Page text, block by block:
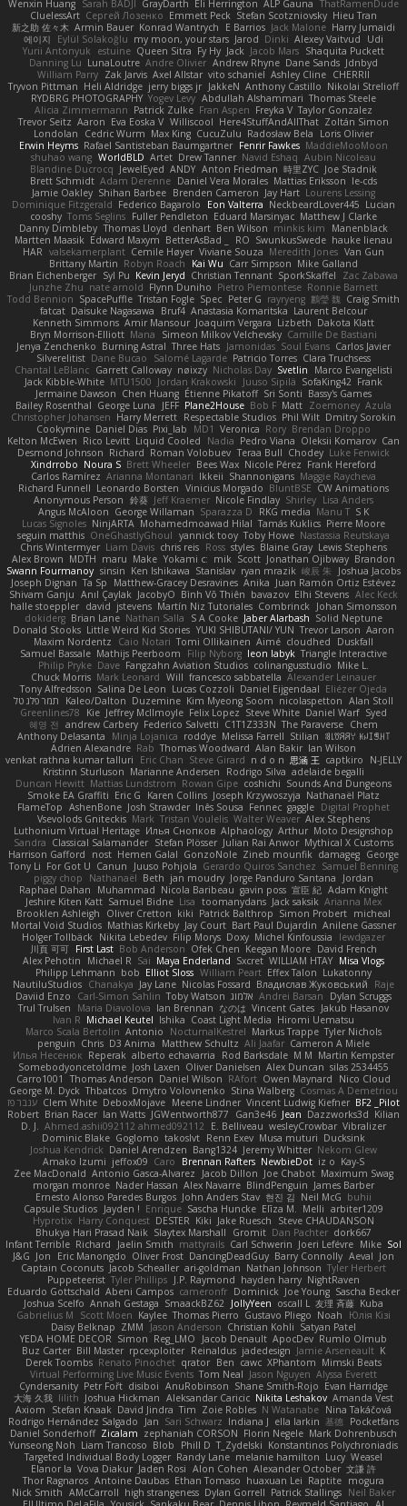
Wenxin Huang Sarah BADJI GrayDarth Eli Herrington ALP Gauna ThatRamenDude
CluelessArt Cергей Лозенко Emmett Peck Stefan Scotzniovsky Hieu Tran
新之助 佐々木 Armin Bauer Konrad Wantrych E Barrios Jack Malone Harry Jumaidi
에이지
Eylül Solakoğlu my moon, your stars Jarod Dinki Alexey Vaitvud
Udi
Yurii Antonyuk
estuine Queen Sitra Fy Hy Jack Jacob Mars Shaquita Puckett
Danning Lu LunaLoutre Andre Olivier Andrew Rhyne Dane Sands Jdnbyd
William Parry Zak Jarvis Axel Allstar vito schaniel Ashley Cline CHERRII
Tryvon Pittman Heli Aldridge jerry biggs jr JakkeN Anthony Castillo Nikolai Strelioff
RYDBRG PHOTOGRAPHY Yogev Levy Abdullah Alshammari Thomas Steele
Alicia Zimmermann Patrick Zulke Fran Aspen Freyka V Taylor Gonzalez
Trevor Seitz Aaron Eva Eoska V Williscool Here4StuffAndAllThat Zoltán Simon
Londolan
Cedric Wurm Max King CucuZulu Radosław Bela
Loris Olivier
Erwin Heyms Rafael Santisteban Baumgartner Fenrir Fawkes MaddieMooMoon
shuhao wang WorldBLD Artet Drew Tanner Navid Eshaq Aubin Nicoleau
Blandine Ducrocq JewelEyed ANDY Anton Friedman 時里ZYC Joe Stadnik
Brett Schmidt Adam Derenne Daniel Vera Morales Mattias Eriksson le-cds
Jamie Oakley Shihan Barbee Brenden Cameron Jay Hart Lourens Lessing
Dominique Fitzgerald Federico Bagarolo Eon Valterra NeckbeardLover445 Lucian
cooshy Toms Seglins Fuller Pendleton Eduard Marsinyac Matthew J Clarke
Danny Dimbleby Thomas Lloyd clenhart Ben Wilson minkis kim
Manenblack
Martten Maasik Edward Maxym BetterAsBad _ RO SwunkusSwede hauke lienau
HAR valsekamerplant Cemile Høyer Viviane Souza Meredith Jones Van Gun
Brittany Martin Robyn Roach Kai Wu Carr Simpson Mike Galland
Brian Eichenberger Syl Pu Kevin Jeryd Christian Tennant SporkSkaffel
Zac Zabawa
Junzhe Zhu nate arnold Flynn Duniho Pietro Piemontese Ronnie Barnett
Todd Bennion SpacePuffle Tristan Fogle Spec Peter G rayryeng 鸝瑩 魏 Craig Smith
fatcat Daisuke Nagasawa Bruf4 Anastasia Komaritska Laurent Belcour
Kenneth Simmons Amir Mansour Joaquim Vergara Lizbeth Dakota Klatt
Bryn Morrison-Elliott Mana Simeon Milkov Velchevsky Camille De Bastiani
Jenya Zenchenko Burning Astral Three Hats Jamonidas Soul Evans Carlos Javier
Silverelitist Dane Bucao Salomé Lagarde Patricio Torres Clara Truchsess
Chantal LeBlanc Garrett Calloway nøixzy Nicholas Day Svetlin
Marco Evangelisti
Jack Kibble-White MTU1500 Jordan Krakowski Juuso Sipilä SofaKing42 Frank
Jermaine Dawson Chen Huang Étienne Pikatoff Sri Sonti Bassy's Games
Bailey Rosenthal George Luna JEFF Plane2House Bob F Matt Zoemoney Azula
Christopher Johansen Harry Merrett Respectable Studios Phil Wilt Dmitry Sorokin
Cookymine Daniel Dias Pixi_lab MD1 Veronica Rory Brendan Droppo
Kelton McEwen Rico Levitt Liquid Cooled Nadia Pedro Viana Oleksii Komarov Can
Desmond Johnson Richard Roman Volobuev Teraa Bull Chodey Luke Fenwick
Xindrrobo Noura S Brett Wheeler Bees Wax Nicole Pérez Frank Hereford
Carlos Ramírez Arianna Montanari Ikkeii Shannonigans Maggie Raycheva
Richard Funnell Leonardo Borsten Vinicius Morgado BluntBSE CW Animations
Anonymous Person 鈴葵 Jeff Kraemer Nicole Findlay Shirley Lisa Anders
Angus McAloon George Willaman Sparazza D RKG media Manu T S K
Lucas Signoles NinjARTA Mohamedmoawad Hilal Tamás Kuklics Pierre Moore
seguin matthis OneGhastlyGhoul yannick tooy Toby Howe Nastassia Reutskaya
Chris Wintermyer Liam Davis chris reis Ross styles Blaine Gray Lewis Stephens
Alex Brown MDTH maru Make Yokami c: mik Scott Jonathan Ojibway Brandon
Swann Fourmanoy sinsin Ken Ishikawa Stanislav ryan mrazik 峻辰 朱
Joshua Jacobs
Joseph Dignan Ta Sp Matthew-Gracey Desravines Anika Juan Ramón Ortiz Estévez
Shivam Ganju Anıl Çaylak JacobyO Bình Võ Thiên bavazov Elhi Stevens Alec Keck
halle stoeppler david jstevens Martín Niz Tutoriales Combrinck Johan Simonsson
dokiderg Brian Lane Nathan Salla S A Cooke Jaber Alarbash Solid Neptune
Donald Stooks Little Weird Kid Stories YUKI SHIBUTANI/ YUN Trevor Larson Aaron
Maxim Nordentz
Caio Notari Tomi Ollikainen Aimé cloudhed
Duskfall
Samuel Bassale Mathijs Peerboom Filip Nyborg leon labyk Triangle Interactive
Philip Pryke Dave Fangzahn Aviation Studios colinangusstudio Mike L.
Chuck Morris Mark Leonard Will francesco sabbatella Alexander Leinauer
Tony Alfredsson Salina De Leon Lucas Cozzoli Daniel Eijgendaal Eliézer Ojeda
תמר פלג טל
Kaleo/Dalton Duzemine Kim Myeong Soom nicolaspetton Alan Stoll
Greenlines78
Kie Jeffrey McIlmoyle Felix Lopez Steve White Daniel Warf Syed
혜영 전 andrew Carbery Federico Salvetti C1T1Z333N The Paraverse Chem
Anthony Delasanta
Minja Lojanica roddye Melissa Farrell Stilian ꌃ꒒ꀎꋪꋪꌩ ꀘꈤꀤꁅꃅ꓄
Adrien Alexandre Rab Thomas Woodward Alan Bakir Ian Wilson
venkat rathna kumar talluri
Eric Chan Steve Girard n d o n 思涵 王 captkiro
N-JELLY
Kristinn Sturluson Marianne Andersen Rodrigo Silva adelaide begalli
Duncan Hewitt Mattias Lundstrom Rowan Gipe coshichi Sounds And Dungeons
Smoke EA Graffiti Eric G Karen Collins Joseph Krzywoszyja Nathanaël Platz
FlameTop AshenBone Josh Strawder Inês Sousa Fennec gaggle Digital Prophet
Vsevolods Gniteckis Mark Tristan Voulelis Walter Weaver Alex Stephens
Luthonium Virtual Heritage Илья Снопков Alphaology Arthur Moto Designshop
Sandra Classical Salamander Stefan Plösser Julian Rai Anwor Mythical X Customs
Harrison Gafford
nost Hemen Galal GonzoNole Zineb mounfik damageg George
Tony Li For Got U Canun Juuso Pohjola Gerardo Quiros Sanchez Samuel Benning
piggy chop
Nathanaël Beth jan moudry Jorge Panduro Santana
Jordan
Raphael Dahan
Muhammad Nicola Baribeau gavin poss 宣臣 紀 Adam Knight
Jeshire Kiten Katt Samuel Bidne Lisa toomanydans Jack saksik Arianna Mex
Brooklen Ashleigh
Oliver Cretton kiki Patrick Balthrop Simon Probert micheal
Mortal Void Studios Mathias Kirkeby Jay Court Bart Paul Dujardin Anilene Gassner
Holger Tollbäck Nikita Lebedev Filip Morys Doxy Michel Kinfoussia
lewdgazer
川頁 可可 First Last Bob Anderson Ofek Chen Keegan Moore David French
Alex Pehotin
Michael R Sai Maya Enderland Sxcret WILLIAM HTAY Misa Vlogs
Philipp Lehmann bob Elliot Sloss William Peart Effex Talon Lukatonny
NautiluStudios Chanakya Jay Lane Nicolas Fossard Владислав Жуковський
Raje
Daviid Enzo
Carl-Simon Sahlin Toby Watson אלמוג Andrei Barsan
Dylan Scruggs
Trul Trulsen
Maria Diavolova Ian Brennan なのは Vincent Gates Jakub Hasanov
Ivan R Michael Keutel Ishika Coast Light Media Hiromi Uematsu
Marco Scala Bertolin Antonio NocturnalKestrel Markus Trappe Tyler Nichols
penguin Chris D3 Anima Matthew Schultz Ali Jaafar Cameron A Miele
Илья Несенюк Reperak alberto echavarria Rod Barksdale M M Martin Kempster
Somebodyoncetoldme Josh Laxen Oliver Danielsen Alex Duncan silas 2534455
Carro1001
Thomas Anderson Daniel Wilson RAfort Owen Maynard
Nico Cloud
George M. Dyck Thbatcos Dmytro Volovnenko Stina Walberg Cosmas A Demetriou
ענבר פז Clem White DeboxMojave Meene Lindner Vincent Ludwig Kiefner BF2 _Pilot
Robert Brian Racer Ian Watts JGWentworth877 Gan3e46 Jean Dazzworks3d Kilian
D. J. Ahmed.ashii092112 ahmed092112 E. Belliveau wesleyCrowbar Vibralizer
Dominic Blake Goglomo takoslvt Renn Exev Musa muturi Ducksink
Joshua Kendrick Daniel Arendzen Bang1324 Jeremy Whitter Nekom Glew
Amako Izumi jeffox09 Caro Brennan Rafters NewbieDot iz o Kay-S
Zee MacDonald Antonio Gasca-Alvarez Jacob Dillon Joe Chabot Maximum Swag
morgan monroe Nader Hassan Alex Navarre BlindPenguin James Barber
Ernesto Alonso Paredes Burgos John Anders Stav 현진 김 Neil McG buhii
Capsule Studios Jayden ! Enrique Sascha Huncke Elīza M. Melli arbiter1209
Hyprotix Harry Conquest DESTER Kiki Jake Ruesch
Steve CHAUDANSON
Bhukya Hari Prasad Naik Slaytex Marshall Gromit Dan Pachter dork667
Infant Terrible Richard Jaelin Smith mattyrails Carl Schwerin Joeri Lefévre Mike Sol
J&G Jon Eric Manongdo Oliver Frost DancingDeadGuy Barry Connolly Aeval Jon
Captain Coconuts Jacob Schealler ari-goldman Nathan Johnson Tyler Herbert
Puppeteerist Tyler Phillips J.P. Raymond hayden harry NightRaven
Eduardo Gottschald Abeni Campos cameronfr Dominick Joe Young Sascha Becker
Joshua Scelfo Annah Gestaga SmaackBZ62 JollyYeen oscall L 友理 斉藤 Kuba
Gabrielius M
Scott Moen Kaylee Thomas Pierro Gustavo Pliego Noah
Юлія Кізі
Daisy Belknap ZMM Jason Anderson Christian Kohli Satyan Patel
YEDA HOME DECOR Simon Reg_LMO Jacob Denault ApocDev Rumlo Olmub
Buz Carter Bill Master rpcexploiter Reinaldus jadedesign Jamie Arseneault K
Derek Toombs Renato Pinochet qrator Ben cawc XPhantom Mimski Beats
Virtual Performing Live Music Events Tom Neal Jason Nguyen Alyssa Everett
Cyndersanity Petr Fořt disiboi AnuRobinson Shane Smith-Rojo Evan Harridge
大海 久我 lilith Joshua Hickman Aleksandar Caricic Nikita Leshakov Amanda Vest
Axiom
Stefan Knaak David Jindra Tim Zoie Robles N Watanabe Nina Takáčová
Rodrigo Hernández Salgado
Jan Sari Schwarz Indiana J ella larkin 基德 Pocketfans
Daniel Sonderhoff Zicalam zephaniah CORSON Florin Negele Mark Dohrenbusch
Yunseong Noh Liam Trancoso Blob Phill D T_Zydelski Konstantinos Polychroniadis
Targeted Individual Body Logger Randy Lane melanie hamilton Lucy Weasel
Elanor la Vova Diakur Jaden Rosi Alon Cohen Alexander October 文謙 許
Thor Ragnaros Antoine Daubas Ethan Tomaso huaxuan Lei Raptite mogura
Nick Smith AMcCarroll high strangeness Dylan Gorrell Patrick Stallings Neil Baker